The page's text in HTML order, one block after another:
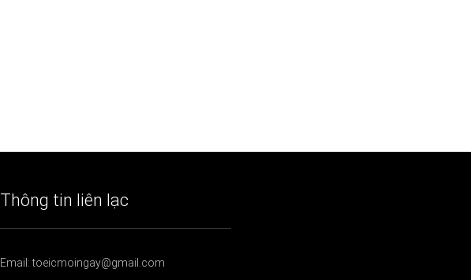
Thông tin liên lạc
Email: toeicmoingay@gmail.com